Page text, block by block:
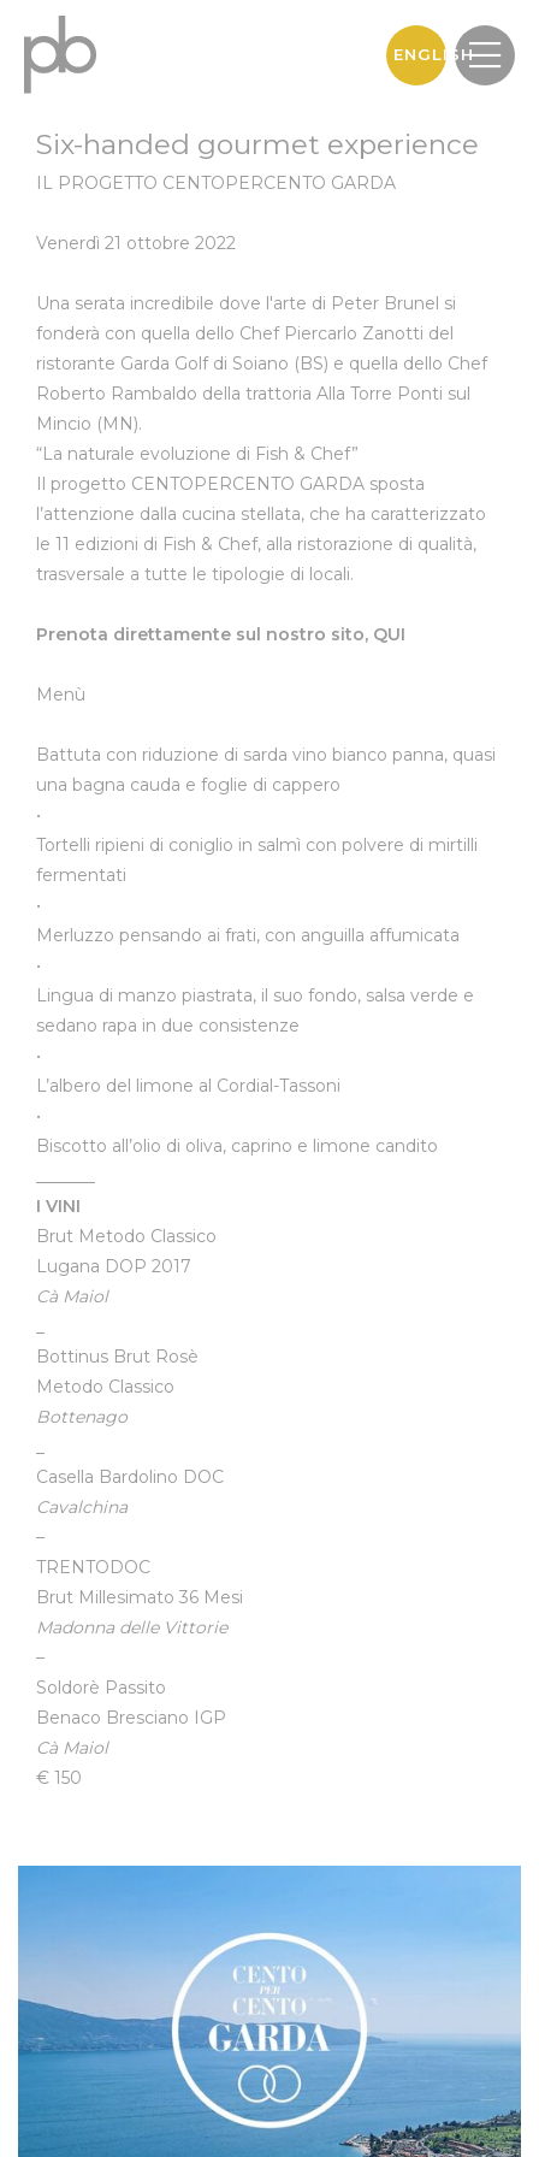
ENGLISH
Six-handed gourmet experience
IL PROGETTO CENTOPERCENTO GARDA
Venerdì 21 ottobre 2022
Una serata incredibile dove l'arte di Peter Brunel si
fonderà con quella dello Chef Piercarlo Zanotti del
ristorante Garda Golf di Soiano (BS) e quella dello Chef
Roberto Rambaldo della trattoria Alla Torre Ponti sul
Mincio (MN).
“La naturale evoluzione di Fish & Chef”
Il progetto CENTOPERCENTO GARDA sposta
l’attenzione dalla cucina stellata, che ha caratterizzato
le 11 edizioni di Fish & Chef, alla ristorazione di qualità,
trasversale a tutte le tipologie di locali.
Prenota direttamente sul nostro sito, QUI
Menù
Battuta con riduzione di sarda vino bianco panna, quasi
una bagna cauda e foglie di cappero
•
Tortelli ripieni di coniglio in salmì con polvere di mirtilli
fermentati
•
Merluzzo pensando ai frati, con anguilla affumicata
•
Lingua di manzo piastrata, il suo fondo, salsa verde e
sedano rapa in due consistenze
•
L’albero del limone al Cordial-Tassoni
•
Biscotto all’olio di oliva, caprino e limone candito
I VINI
Brut Metodo Classico
Lugana DOP 2017
Cà Maiol
Bottinus Brut Rosè
Metodo Classico
Bottenago
Casella Bardolino DOC
Cavalchina
–
TRENTODOC
Brut Millesimato 36 Mesi
Madonna delle Vittorie
–
Soldorè Passito
Benaco Bresciano IGP
Cà Maiol
€ 150